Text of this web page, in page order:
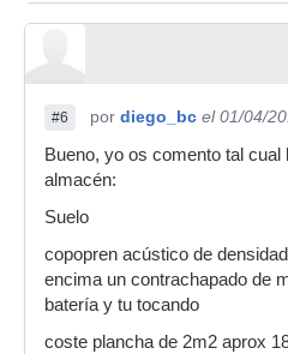
#6 por diego_bc el 01/04/
Bueno, yo os comento tal
almacén:
Suelo
copopren acústico de
encima un contrachapado de
batería y tu tocando
coste plancha de 2m2 aprox